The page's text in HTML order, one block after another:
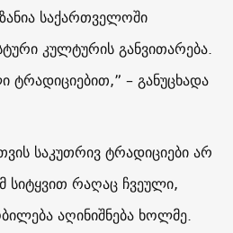
საქართველოში
კულტურის განვითარება.
ტრადიციებით,” – განუცხადა
საკუთრივ ტრადიციები არ
სიტყვით რაღაც ჩვეული,
აღინიშნება ხოლმე.